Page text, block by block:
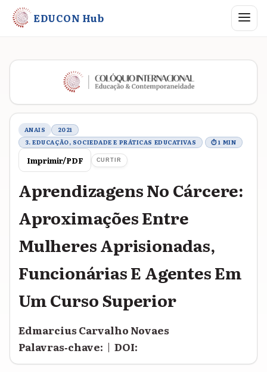
EDUCON Hub Abrir
Metadados do trabalho
ANAIS
2021
3. EDUCAÇÃO, SOCIEDADE E PRÁTICAS EDUCATIVAS
⏱ 1 MIN
Imprimir/PDF CURTIR
Aprendizagens No Cárcere:
Aproximações Entre
Mulheres Aprisionadas,
Funcionárias E Agentes Em
Um Curso Superior
Edmarcius Carvalho Novaes
Palavras‑chave: | DOI: